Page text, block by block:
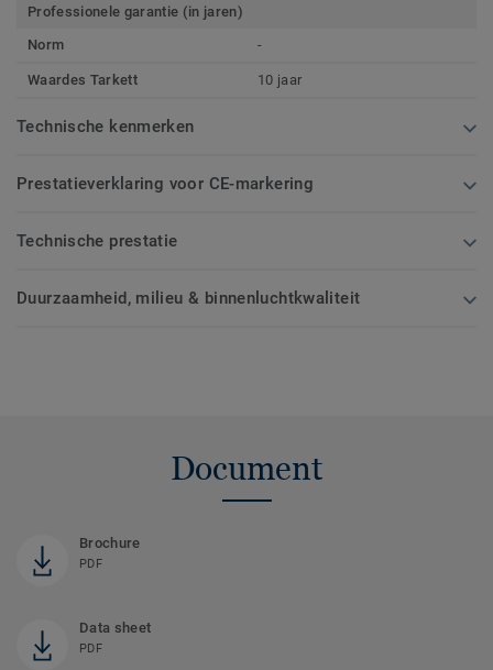
Professionele garantie (in jaren)
Norm
-
Waardes Tarkett 10 jaar
Technische kenmerken
Prestatieverklaring voor CE-markering
Technische prestatie
Duurzaamheid, milieu & binnenluchtkwaliteit
Document
Brochure
PDF
Data sheet
PDF